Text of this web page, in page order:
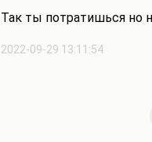
2022-09-29 13:11:54
Так ты потратишься но